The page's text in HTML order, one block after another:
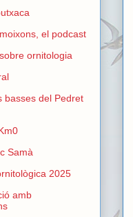
el podcast
ornitologia
basses del Pedret
Samà
2025
amb